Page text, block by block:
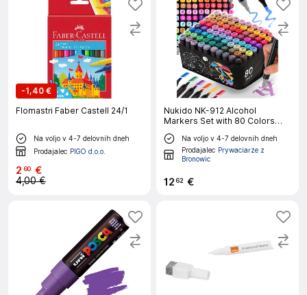
-1,40 €
Flomastri Faber Castell 24/1
Na voljo v 4-7 delovnih dneh
Prodajalec PIGO d.o.o.
2 60 €
4,00 €
Nukido NK-912 Alcohol
Markers Set with 80 Colors
and Carrying Case
Na voljo v 4-7 delovnih dneh
Prodajalec Prywaciarze z
Bronowic
1262 €